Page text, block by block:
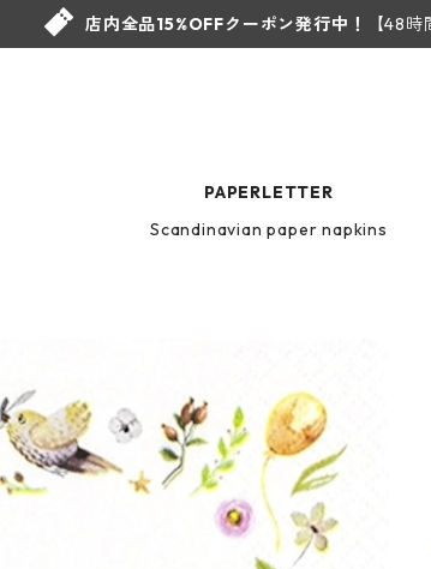
店内全品15%OFFクーポン発行中！ 【48時
PAPERLETTER
Scandinavian paper napkins